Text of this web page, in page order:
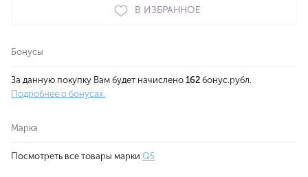
В ИЗБРАННОЕ
Бонусы
За данную покупку Вам будет начислено 162 бонус.рубл.
Подробнее о бонусах.
Марка
Посмотреть все товары марки QS